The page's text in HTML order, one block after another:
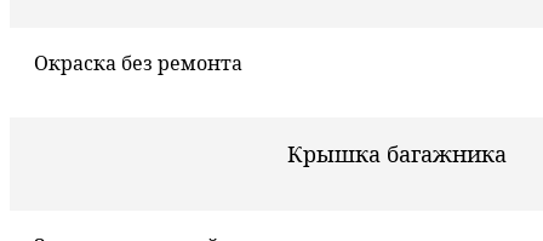
Окраска без ремонта
Крышка багажника